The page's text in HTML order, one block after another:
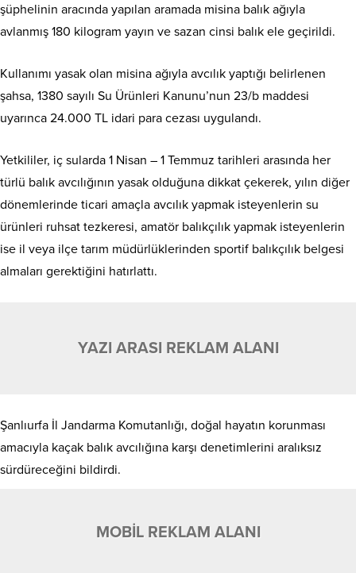
şüphelinin aracında yapılan aramada misina balık ağıyla
avlanmış 180 kilogram yayın ve sazan cinsi balık ele geçirildi.
Kullanımı yasak olan misina ağıyla avcılık yaptığı belirlenen
şahsa, 1380 sayılı Su Ürünleri Kanunu’nun 23/b maddesi
uyarınca 24.000 TL idari para cezası uygulandı.
Yetkililer, iç sularda 1 Nisan – 1 Temmuz tarihleri arasında her
türlü balık avcılığının yasak olduğuna dikkat çekerek, yılın diğer
dönemlerinde ticari amaçla avcılık yapmak isteyenlerin su
ürünleri ruhsat tezkeresi, amatör balıkçılık yapmak isteyenlerin
ise il veya ilçe tarım müdürlüklerinden sportif balıkçılık belgesi
almaları gerektiğini hatırlattı.
YAZI ARASI REKLAM ALANI
Şanlıurfa İl Jandarma Komutanlığı, doğal hayatın korunması
amacıyla kaçak balık avcılığına karşı denetimlerini aralıksız
sürdüreceğini bildirdi.
MOBİL REKLAM ALANI